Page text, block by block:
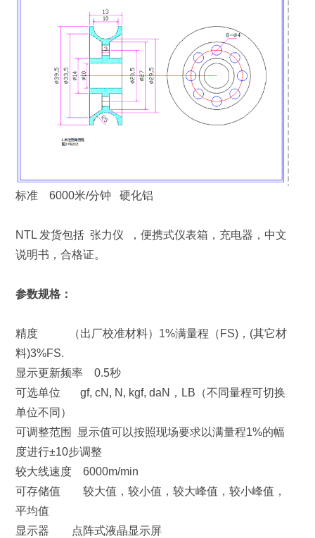
标准 6000米/分钟 硬化铝
NTL 发货包括 张力仪 ，便携式仪表箱，充电器，中文
说明书，合格证。
参数规格：
精度 （出厂校准材料）1%满量程（FS)，(其它材
料)3%FS.
显示更新频率 0.5秒
可选单位 gf, cN, N, kgf, daN，LB（不同量程可切换
单位不同）
可调整范围 显示值可以按照现场要求以满量程1%的幅
度进行±10步调整
较大线速度 6000m/min
可存储值 较大值，较小值，较大峰值，较小峰值，
平均值
显示器 点阵式液晶显示屏